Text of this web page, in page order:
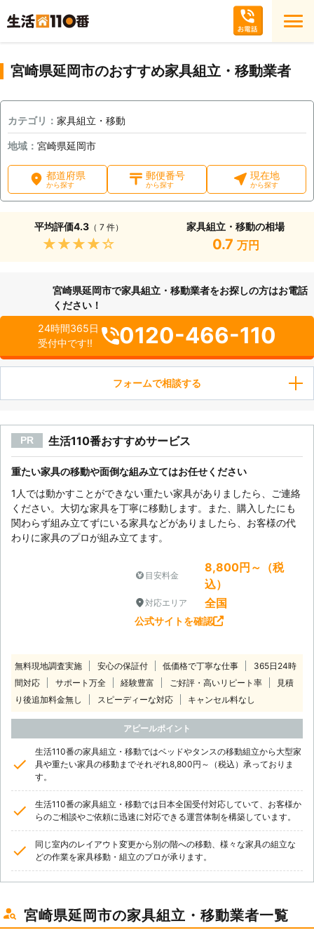
宮崎県延岡市のおすすめ家具組立・移動業者
カテゴリ： 家具組立・移動
地域： 宮崎県延岡市
都道府県
から探す
郵便番号
から探す
現在地
から探す
平均評価4.3（ 7 件）
★★★★★
家具組立・移動の相場
0.7 万円
宮崎県延岡市で家具組立・移動業者をお探しの方はお電話
ください！
24時間365日
受付中です!!
0120-466-110
フォームで相談する
PR 生活110番おすすめサービス
重たい家具の移動や面倒な組み立てはお任せください
1人では動かすことができない重たい家具がありましたら、ご連絡
ください。大切な家具を丁寧に移動します。また、購入したにも
関わらず組み立てずにいる家具などがありましたら、お客様の代
わりに家具のプロが組み立てます。
目安料金
8,800円～（税
込）
対応エリア 全国
公式サイトを確認
無料現地調査実施 安心の保証付 低価格で丁寧な仕事
365日24時
間対応
サポート万全 経験豊富 ご好評・高いリピート率
見積
り後追加料金無し
スピーディーな対応 キャンセル料なし
アピールポイント
生活110番の家具組立・移動ではベッドやタンスの移動組立から大型家
具や重たい家具の移動までそれぞれ8,800円～（税込）承っておりま
す。
生活110番の家具組立・移動では日本全国受付対応していて、お客様か
らのご相談やご依頼に迅速に対応できる運営体制を構築しています。
同じ室内のレイアウト変更から別の階への移動、様々な家具の組立な
どの作業を家具移動・組立のプロが承ります。
宮崎県延岡市の家具組立・移動業者一覧